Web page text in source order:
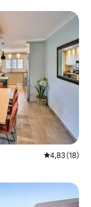
Gemiddelde
4,83 (18)